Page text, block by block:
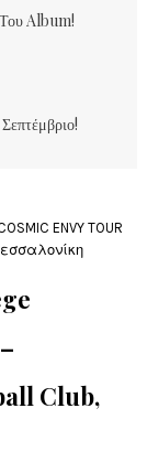
Album!
ENVY TOUR
Club,